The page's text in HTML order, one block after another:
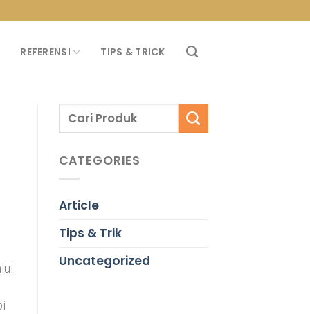
REFERENSI TIPS & TRICK
CATEGORIES
Article
Tips & Trik
Uncategorized